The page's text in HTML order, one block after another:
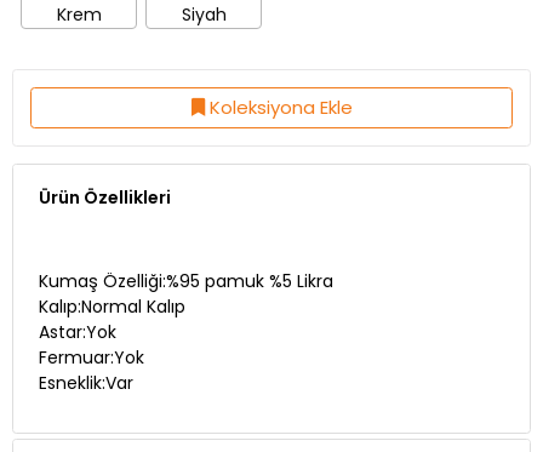
Krem Siyah
Koleksiyona Ekle
Ürün Özellikleri
Kumaş Özelliği:%95 pamuk %5 Likra
Kalıp:Normal Kalıp
Astar:Yok
Fermuar:Yok
Esneklik:Var